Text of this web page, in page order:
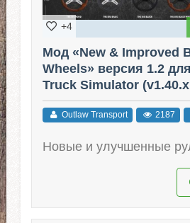
+4
Мод «New & Improved
Wheels» версия 1.2
Truck Simulator
Outlaw Transport 2187
Новые и улучшенные